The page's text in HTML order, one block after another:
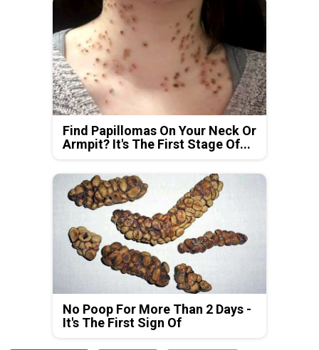
Find Papillomas On Your Neck Or
Armpit? It's The First Stage Of...
No Poop For More Than 2 Days -
It's The First Sign Of